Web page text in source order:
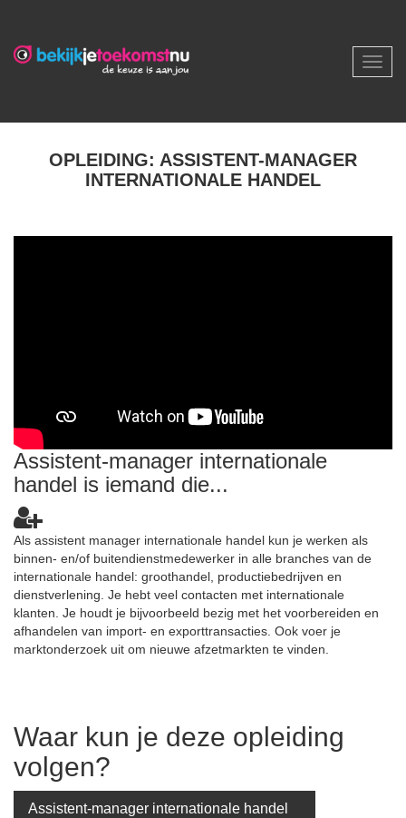
OPLEIDING: ASSISTENT-MANAGER
INTERNATIONALE HANDEL
Assistent-manager internationale
handel is iemand die...
Als assistent manager internationale handel kun je werken als
binnen- en/of buitendienstmedewerker in alle branches van de
internationale handel: groothandel, productiebedrijven en
dienstverlening. Je hebt veel contacten met internationale
klanten. Je houdt je bijvoorbeeld bezig met het voorbereiden en
afhandelen van import- en exporttransacties. Ook voer je
marktonderzoek uit om nieuwe afzetmarkten te vinden.
Waar kun je deze opleiding
volgen?
Assistent-manager internationale handel